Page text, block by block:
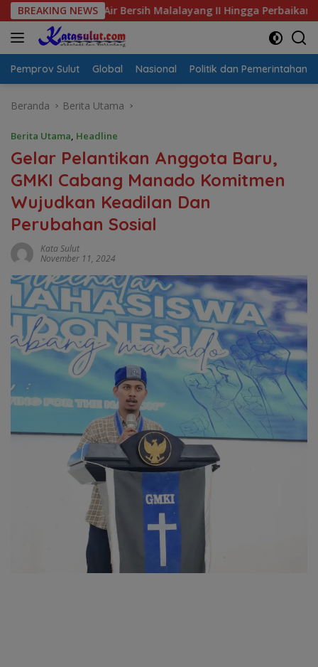
Langsung
ke
konten
BREAKING NEWS
Air Bersih Malalayang II Hingga Perbaikan Infrastruktur
Pemprov Sulut Global Nasional Politik dan Pemerintahan
Beranda Berita Utama
Berita Utama, Headline
Gelar Pelantikan Anggota Baru,
GMKI Cabang Manado Komitmen
Wujudkan Keadilan Dan
Perubahan Sosial
Kata Sulut
November 11, 2024